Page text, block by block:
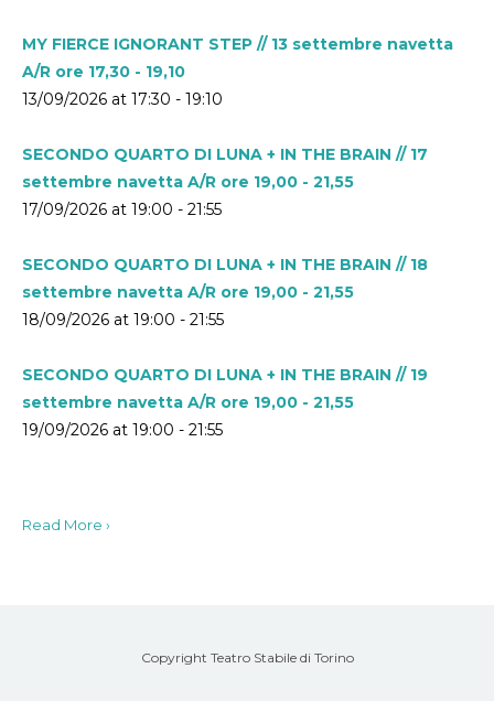
MY FIERCE IGNORANT STEP // 13 settembre navetta
A/R ore 17,30 - 19,10
13/09/2026 at 17:30 - 19:10
SECONDO QUARTO DI LUNA + IN THE BRAIN // 17
settembre navetta A/R ore 19,00 - 21,55
17/09/2026 at 19:00 - 21:55
SECONDO QUARTO DI LUNA + IN THE BRAIN // 18
settembre navetta A/R ore 19,00 - 21,55
18/09/2026 at 19:00 - 21:55
SECONDO QUARTO DI LUNA + IN THE BRAIN // 19
settembre navetta A/R ore 19,00 - 21,55
19/09/2026 at 19:00 - 21:55
Read More ›
Copyright Teatro Stabile di Torino